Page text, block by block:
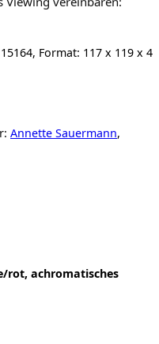
Format: 117 x 119 x 4
Annette Sauermann,
rot, achromatisches